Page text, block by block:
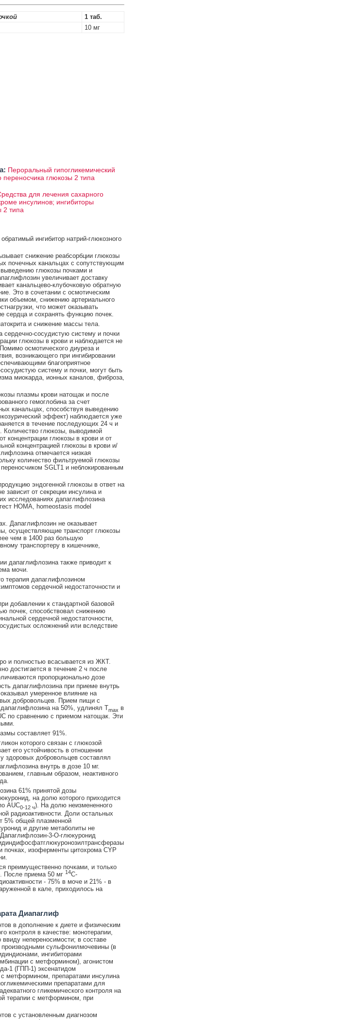
1 таб.
10 мг
Пероральный гипогликемический
переносчика глюкозы 2 типа
для лечения сахарного
инсулинов; ингибиторы
2 типа
ингибитор натрий-глюкозного
снижение реабсорбции глюкозы
почечных канальцах с сопутствующим
глюкозы почками и
увеличивает доставку
канальцево-клубочковую обратную
Это в сочетании с осмотическим
объемом, снижению артериального
что может оказывать
сердца и сохранять функцию почек.
и снижение массы тела.
сердечно-сосудистую систему и почки
глюкозы в крови и наблюдается не
осмотического диуреза и
возникающего при ингибировании
благоприятное
систему и почки, могут быть
миокарда, ионных каналов, фиброза,
плазмы крови натощак и после
гемоглобина за счет
канальцах, способствуя выведению
эффект) наблюдается уже
в течение последующих 24 ч и
Количество глюкозы, выводимой
концентрации глюкозы в крови и от
концентрацией глюкозы в крови и/
отмечается низкая
количество фильтруемой глюкозы
SGLT1 и неблокированным
эндогенной глюкозы в ответ на
зависит от секреции инсулина и
исследованиях дапаглифлозина
НОМА, homeostasis model
Дапаглифлозин не оказывает
осуществляющие транспорт глюкозы
чем в 1400 раз большую
транспортеру в кишечнике,
дапаглифлозина также приводит к
мочи.
терапия дапаглифлозином
сердечной недостаточности и
добавлении к стандартной базовой
почек, способствовал снижению
сердечной недостаточности,
осложнений или вследствие
и полностью всасывается из ЖКТ.
достигается в течение 2 ч после
пропорционально дозе
дапаглифлозина при приеме внутрь
умеренное влияние на
добровольцев. Прием пищи с
дапаглифлозина на 50%, удлинял Тmax в
по сравнению с приемом натощак. Эти
составляет 91%.
которого связан с глюкозой
его устойчивость в отношении
здоровых добровольцев составлял
внутрь в дозе 10 мг.
главным образом, неактивного
61% принятой дозы
на долю которого приходится
AUC0-12 ч). На долю неизмененного
радиоактивности. Доли остальных
5% общей плазменной
и другие метаболиты не
3-О-глюкуронид
почках, изоферменты цитохрома CYP
преимущественно почками, и только
После приема 50 мг 14С-
- 75% в моче и 21% - в
в кале, приходилось на
Диапаглиф
в дополнение к диете и физическим
контроля в качестве: монотерапии,
непереносимости; в составе
сульфонилмочевины (в
ингибиторами
с метформином), агонистом
1 (ГПП-1) эксенатидом
с метформином, препаратами инсулина
препаратами для
гликемического контроля на
терапии с метформином, при
с установленным диагнозом